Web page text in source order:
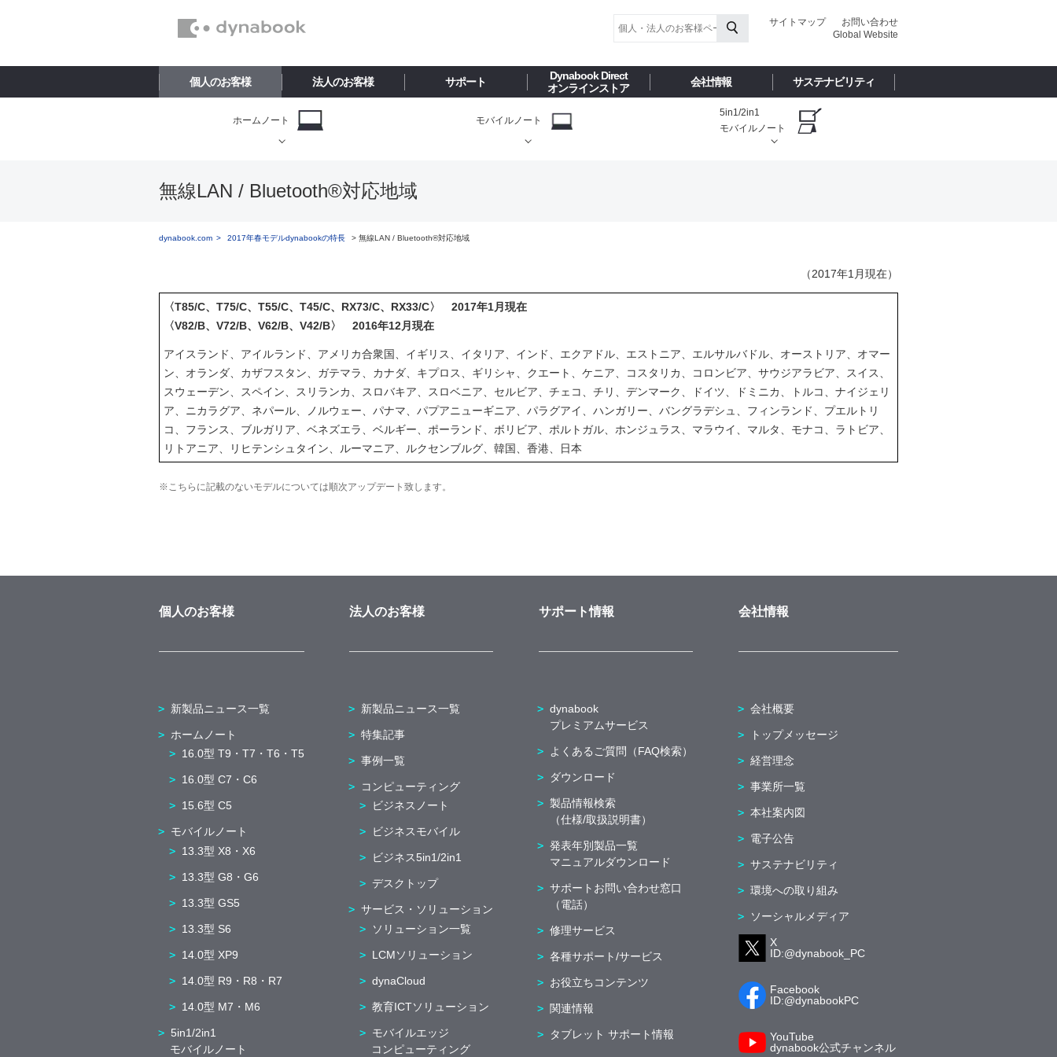
お問い合わせ
サイトマップ
Global Website
個人のお客様 法人のお客様 サポート
Dynabook Direct
オンラインストア
会社情報 サステナビリティ
ホームノート モバイルノート
5in1/2in1
モバイルノート
無線LAN / Bluetooth®対応地域
dynabook.com 2017年春モデルdynabookの特長 無線LAN / Bluetooth®対応地域
（2017年1月現在）
〈T85/C、T75/C、T55/C、T45/C、RX73/C、RX33/C〉 2017年1月現在
〈V82/B、V72/B、V62/B、V42/B〉 2016年12月現在
アイスランド、アイルランド、アメリカ合衆国、イギリス、イタリア、インド、エクアドル、エストニア、エルサルバドル、オーストリア、オマー
ン、オランダ、カザフスタン、ガテマラ、カナダ、キプロス、ギリシャ、クエート、ケニア、コスタリカ、コロンビア、サウジアラビア、スイス、
スウェーデン、スペイン、スリランカ、スロバキア、スロベニア、セルビア、チェコ、チリ、デンマーク、ドイツ、ドミニカ、トルコ、ナイジェリ
ア、ニカラグア、ネパール、ノルウェー、パナマ、パプアニューギニア、パラグアイ、ハンガリー、バングラデシュ、フィンランド、プエルトリ
コ、フランス、ブルガリア、ベネズエラ、ベルギー、ポーランド、ボリビア、ポルトガル、ホンジュラス、マラウイ、マルタ、モナコ、ラトビア、
リトアニア、リヒテンシュタイン、ルーマニア、ルクセンブルグ、韓国、香港、日本
※こちらに記載のないモデルについては順次アップデート致します。
個人のお客様
新製品ニュース一覧
ホームノート
16.0型 T9・T7・T6・T5
16.0型 C7・C6
15.6型 C5
モバイルノート
13.3型 X8・X6
13.3型 G8・G6
13.3型 GS5
13.3型 S6
14.0型 XP9
14.0型 R9・R8・R7
14.0型 M7・M6
5in1/2in1
モバイルノート
法人のお客様
新製品ニュース一覧
特集記事
事例一覧
コンピューティング
ビジネスノート
ビジネスモバイル
ビジネス5in1/2in1
デスクトップ
サービス・ソリューション
ソリューション一覧
LCMソリューション
dynaCloud
教育ICTソリューション
モバイルエッジ
コンピューティング
サポート情報
dynabook
プレミアムサービス
よくあるご質問（FAQ検索）
ダウンロード
製品情報検索
（仕様/取扱説明書）
発表年別製品一覧
マニュアルダウンロード
サポートお問い合わせ窓口
（電話）
修理サービス
各種サポート/サービス
お役立ちコンテンツ
関連情報
タブレット サポート情報
会社情報
会社概要
トップメッセージ
経営理念
事業所一覧
本社案内図
電子公告
サステナビリティ
環境への取り組み
ソーシャルメディア
X
ID:@dynabook_PC
Facebook
ID:@dynabookPC
YouTube
dynabook公式チャンネル